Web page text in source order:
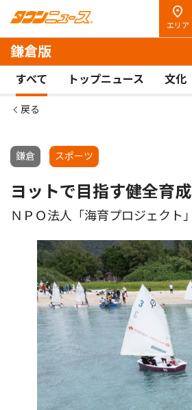
エリア
鎌倉版
すべて トップニュース 文化
戻る
鎌倉 スポーツ
ヨットで目指す健全育成
ＮＰＯ法人「海育プロジェクト」